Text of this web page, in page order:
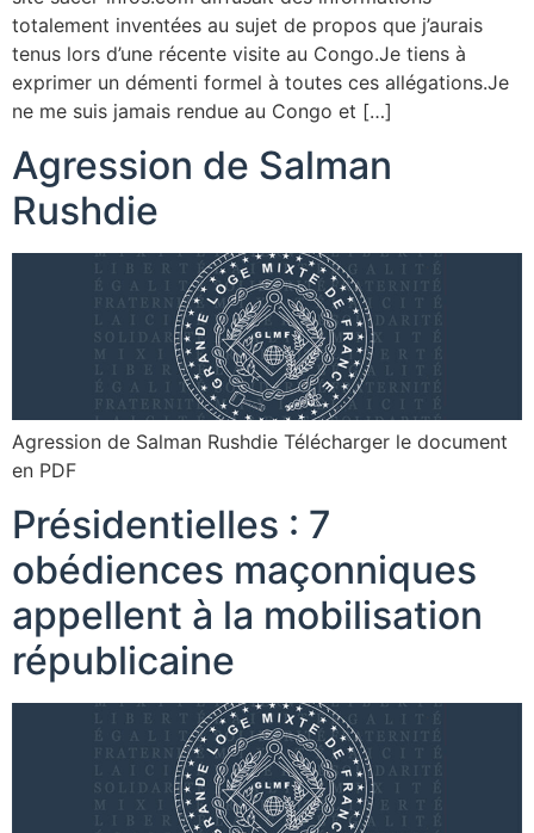
totalement inventées au sujet de propos que j’aurais
tenus lors d’une récente visite au Congo.Je tiens à
exprimer un démenti formel à toutes ces allégations.Je
ne me suis jamais rendue au Congo et […]
Agression de Salman
Rushdie
Agression de Salman Rushdie Télécharger le document
en PDF
Présidentielles : 7
obédiences maçonniques
appellent à la mobilisation
républicaine